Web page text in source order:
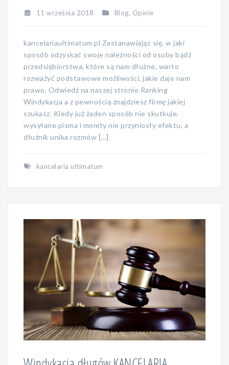
11 września 2018 Blog, Opinie
kancelariaultimatum.pl Zastanawiając się, w jaki
sposób odzyskać swoje należności od osoby bądź
przedsiębiorstwa, które są nam dłużne, warto
rozważyć podstawowe możliwości, jakie daje nam
prawo. Odwiedź na naszej stronie Ranking
Windykacja a z pewnością znajdziesz firmę jakiej
szukasz. Kiedy już żaden sposób nie skutkuje,
wysyłane pisma i monity nie przyniosły efektu, a
dłużnik unika rozmów […]
kancelaria ultimatum